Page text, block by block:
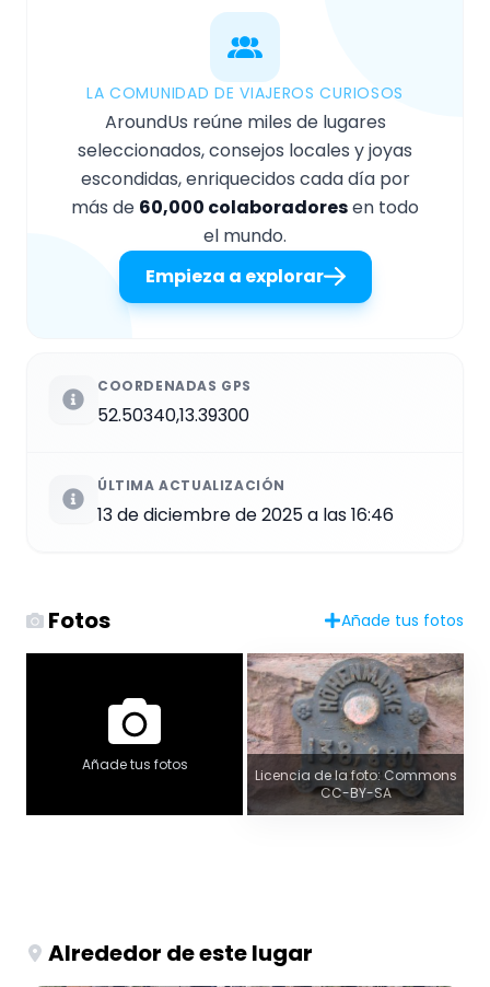
LA COMUNIDAD DE VIAJEROS CURIOSOS
AroundUs reúne miles de lugares
seleccionados, consejos locales y joyas
escondidas, enriquecidos cada día por
más de 60,000 colaboradoresen todo
el mundo.
Empieza a explorar
COORDENADAS GPS
52.50340,13.39300
ÚLTIMA ACTUALIZACIÓN
13 de diciembre de 2025 a las 16:46
Fotos Añade tus fotos
Añade tus fotos
Licencia de la foto: Commons
CC-BY-SA
Alrededor de este lugar